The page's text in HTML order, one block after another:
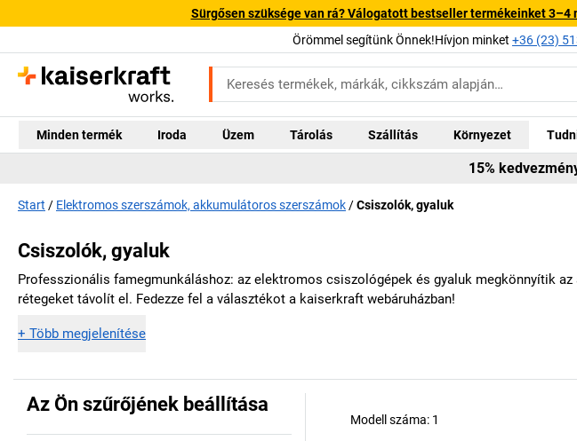
Sürgősen szüksége van rá? Válogatott bestseller termékeinket
Örömmel segítünk Önnek!Hívjon minket +36 (23)
Minden termék Iroda Üzem Tárolás Szállítás Környezet
15%
Start Elektromos szerszámok, akkumulátoros szerszámok Csiszolók, gyaluk
Csiszolók, gyaluk
Professzionális famegmunkáláshoz: az elektromos csiszológépek és gyaluk megkönnyítik
rétegeket távolít el. Fedezze fel a választékot a kaiserkraft webáruházban!
+ Több megjelenítése
Az Ön szűrőjének beállítása
Modell száma: 1